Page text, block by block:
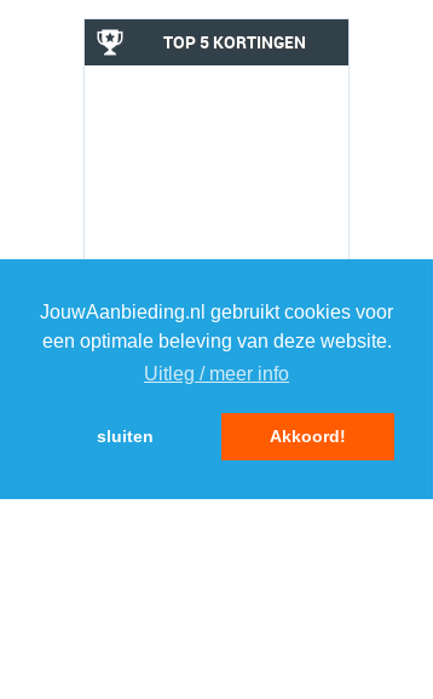
JouwAanbieding.nl gebruikt cookies voor
een optimale beleving van deze website.
Uitleg / meer info
sluiten Akkoord!
TOP 5 KORTINGEN